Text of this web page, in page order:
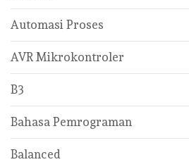
Automasi Proses
AVR Mikrokontroler
B3
Bahasa Pemrograman
Balanced